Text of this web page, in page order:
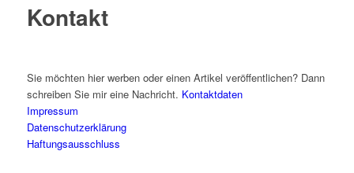
Kontakt
Sie möchten hier werben oder einen Artikel veröffentlichen? Dann
schreiben Sie mir eine Nachricht. Kontaktdaten
Impressum
Datenschutzerklärung
Haftungsausschluss